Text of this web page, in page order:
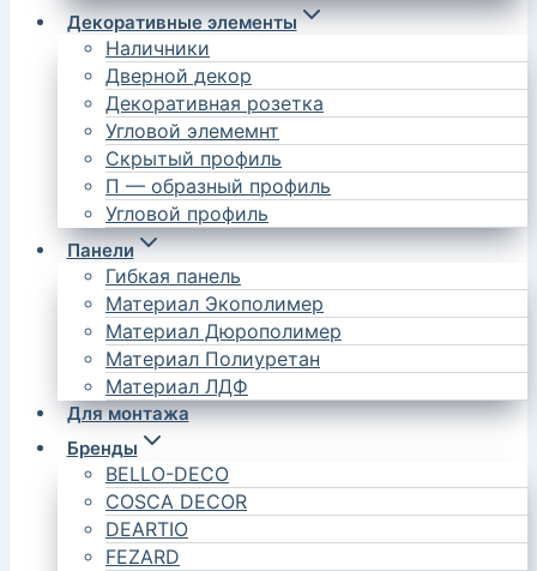
Декоративные элементы
Наличники
Дверной декор
Декоративная розетка
Угловой элемемнт
Скрытый профиль
П — образный профиль
Угловой профиль
Панели
Гибкая панель
Материал Экополимер
Материал Дюрополимер
Материал Полиуретан
Материал ЛДФ
Для монтажа
Бренды
BELLO-DECO
COSCA DECOR
DEARTIO
FEZARD